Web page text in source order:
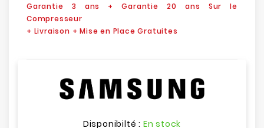
Garantie 3 ans + Garantie 20 ans Sur le
Compresseur
+ Livraison + Mise en Place Gratuites
Disponibilté : En stock